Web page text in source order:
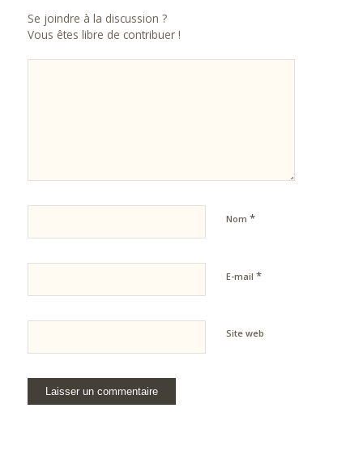
Se joindre à la discussion ?
Vous êtes libre de contribuer !
Nom *
E-mail *
Site web